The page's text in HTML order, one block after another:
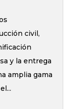
civil,
y la entrega
amplia gama